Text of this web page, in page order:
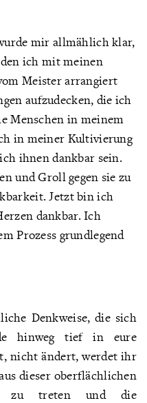
mir allmählich klar,
ich mit meinen
Meister arrangiert
aufzudecken, die ich
Menschen in meinem
in meiner Kultivierung
ihnen dankbar sein.
und Groll gegen sie zu
Jetzt bin ich
dankbar. Ich
Prozess grundlegend
Denkweise, die sich
hinweg tief in eure
nicht ändert, werdet ihr
dieser oberflächlichen
zu treten und die